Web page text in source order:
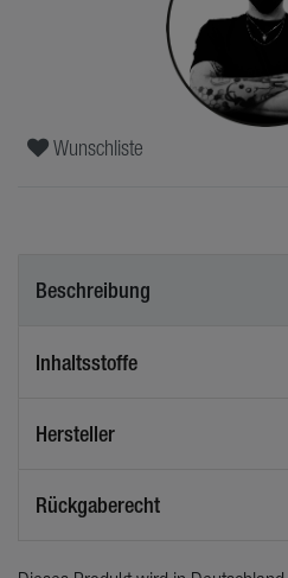
Wunschliste
Beschreibung
Inhaltsstoffe
Hersteller
Rückgaberecht